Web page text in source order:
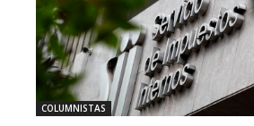
COLUMNISTAS